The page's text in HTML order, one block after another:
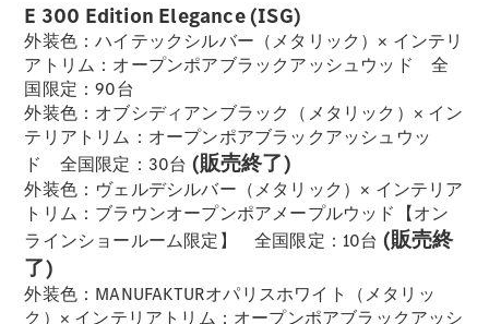
ベント キャ
ンペーン
Mercedes-
Benz LIVE!
Mercedes-
Benz
STUDIO
TOKYO
ディーラー
検索
ご購入相談
のご購入サ
ポート
E 300 Edition Elegance (ISG)
外装色：ハイテックシルバー（メタリック）× インテリ
アトリム：オープンポアブラックアッシュウッド 全
国限定：90台
外装色：オブシディアンブラック（メタリック）× イン
テリアトリム：オープンポアブラックアッシュウッ
ド 全国限定：30台 (販売終了)
外装色：ヴェルデシルバー（メタリック）× インテリア
トリム：ブラウンオープンポアメープルウッド【オン
ラインショールーム限定】 全国限定：10台 (販売終
了)
外装色：MANUFAKTURオパリスホワイト（メタリッ
ク）× インテリアトリム：オープンポアブラックアッシ